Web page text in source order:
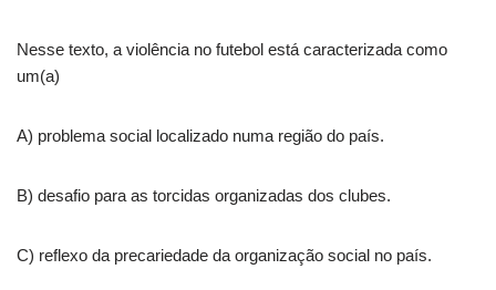
Nesse texto, a violência no futebol está caracterizada como
um(a)
A) problema social localizado numa região do país.
B) desafio para as torcidas organizadas dos clubes.
C) reflexo da precariedade da organização social no país.